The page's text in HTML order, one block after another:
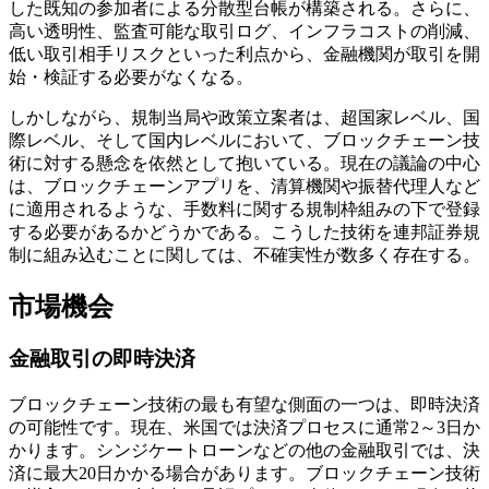
した既知の参加者による分散型台帳が構築される。さらに、
高い透明性、監査可能な取引ログ、インフラコストの削減、
低い取引相手リスクといった利点から、金融機関が取引を開
始・検証する必要がなくなる。
しかしながら、規制当局や政策立案者は、超国家レベル、国
際レベル、そして国内レベルにおいて、ブロックチェーン技
術に対する懸念を依然として抱いている。現在の議論の中心
は、ブロックチェーンアプリを、清算機関や振替代理人など
に適用されるような、手数料に関する規制枠組みの下で登録
する必要があるかどうかである。こうした技術を連邦証券規
制に組み込むことに関しては、不確実性が数多く存在する。
市場機会
金融取引の即時決済
ブロックチェーン技術の最も有望な側面の一つは、即時決済
の可能性です。現在、米国では決済プロセスに通常2～3日か
かります。シンジケートローンなどの他の金融取引では、決
済に最大20日かかる場合があります。ブロックチェーン技術